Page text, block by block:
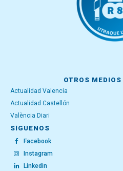
OTROS MEDIOS
Actualidad Valencia
Actualidad Castellón
València Diari
SÍGUENOS
Facebook
Instagram
Linkedin